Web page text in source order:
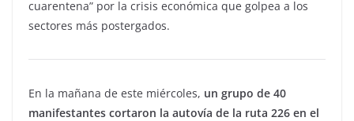
cuarentena” por la crisis económica que golpea a los
sectores más postergados.
En la mañana de este miércoles, un grupo de 40
manifestantes cortaron la autovía de la ruta 226 en el